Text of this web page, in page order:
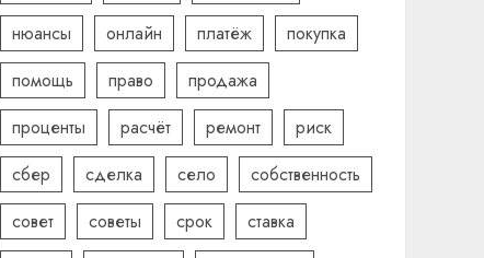
нюансы
онлайн платёж
покупка
помощь
право
продажа
проценты
расчёт ремонт
риск
сбер
сделка село
собственность
совет
советы срок
ставка